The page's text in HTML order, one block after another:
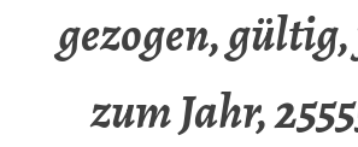
gezogen,
zum Jahr,